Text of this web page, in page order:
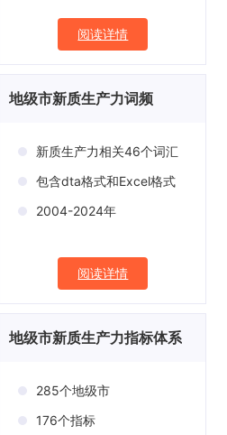
阅读详情
地级市新质生产力词频
新质生产力相关46个词汇
包含dta格式和Excel格式
2004-2024年
阅读详情
地级市新质生产力指标体系
285个地级市
176个指标